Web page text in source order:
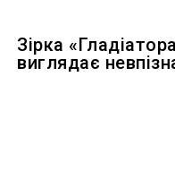
Зірка
виглядає